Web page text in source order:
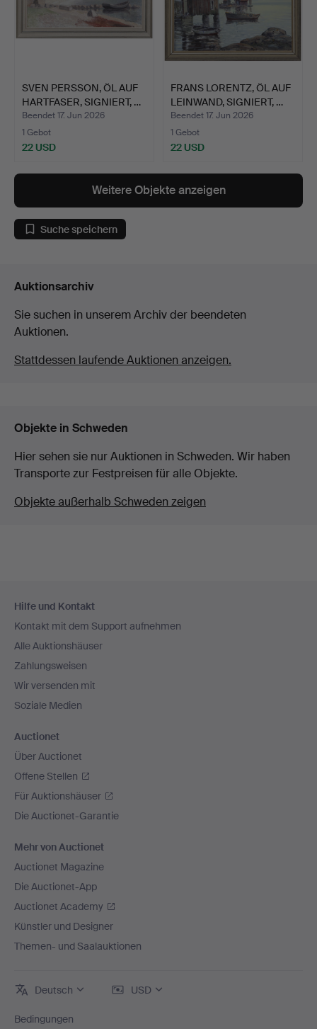
SVEN PERSSON, ÖL AUF
HARTFASER, SIGNIERT, …
Beendet 17. Jun 2026
1 Gebot
22 USD
FRANS LORENTZ, ÖL AUF
LEINWAND, SIGNIERT, …
Beendet 17. Jun 2026
1 Gebot
22 USD
Weitere Objekte anzeigen
Suche speichern
Auktionsarchiv
Sie suchen in unserem Archiv der beendeten
Auktionen.
Stattdessen laufende Auktionen anzeigen.
Objekte in Schweden
Hier sehen sie nur Auktionen in Schweden. Wir haben
Transporte zur Festpreisen für alle Objekte.
Objekte außerhalb Schweden zeigen
Navigation
Hilfe und Kontakt
Kontakt mit dem Support aufnehmen
Alle Auktionshäuser
Zahlungsweisen
Wir versenden mit
Soziale Medien
Auctionet
Über Auctionet
Offene Stellen
Für Auktionshäuser
Die Auctionet-Garantie
Mehr von Auctionet
Auctionet Magazine
Die Auctionet-App
Auctionet Academy
Künstler und Designer
Themen- und Saalauktionen
Deutsch USD
Bedingungen